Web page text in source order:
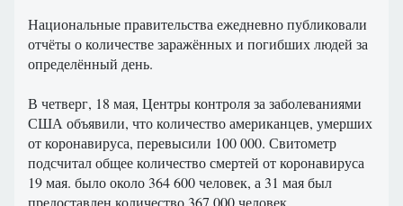
Национальные правительства ежедневно публиковали
отчёты о количестве заражённых и погибших людей за
определённый день.
В четверг, 18 мая, Центры контроля за заболеваниями
США объявили, что количество американцев, умерших
от коронавируса, перевысили 100 000. Свитометр
подсчитал общее количество смертей от коронавируса
19 мая. было около 364 600 человек, а 31 мая был
предоставлен количество 367 000 человек.